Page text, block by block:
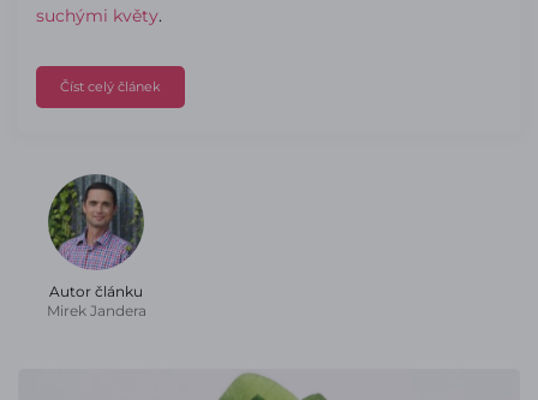
suchými květy.
Číst celý článek
Autor článku
Mirek Jandera